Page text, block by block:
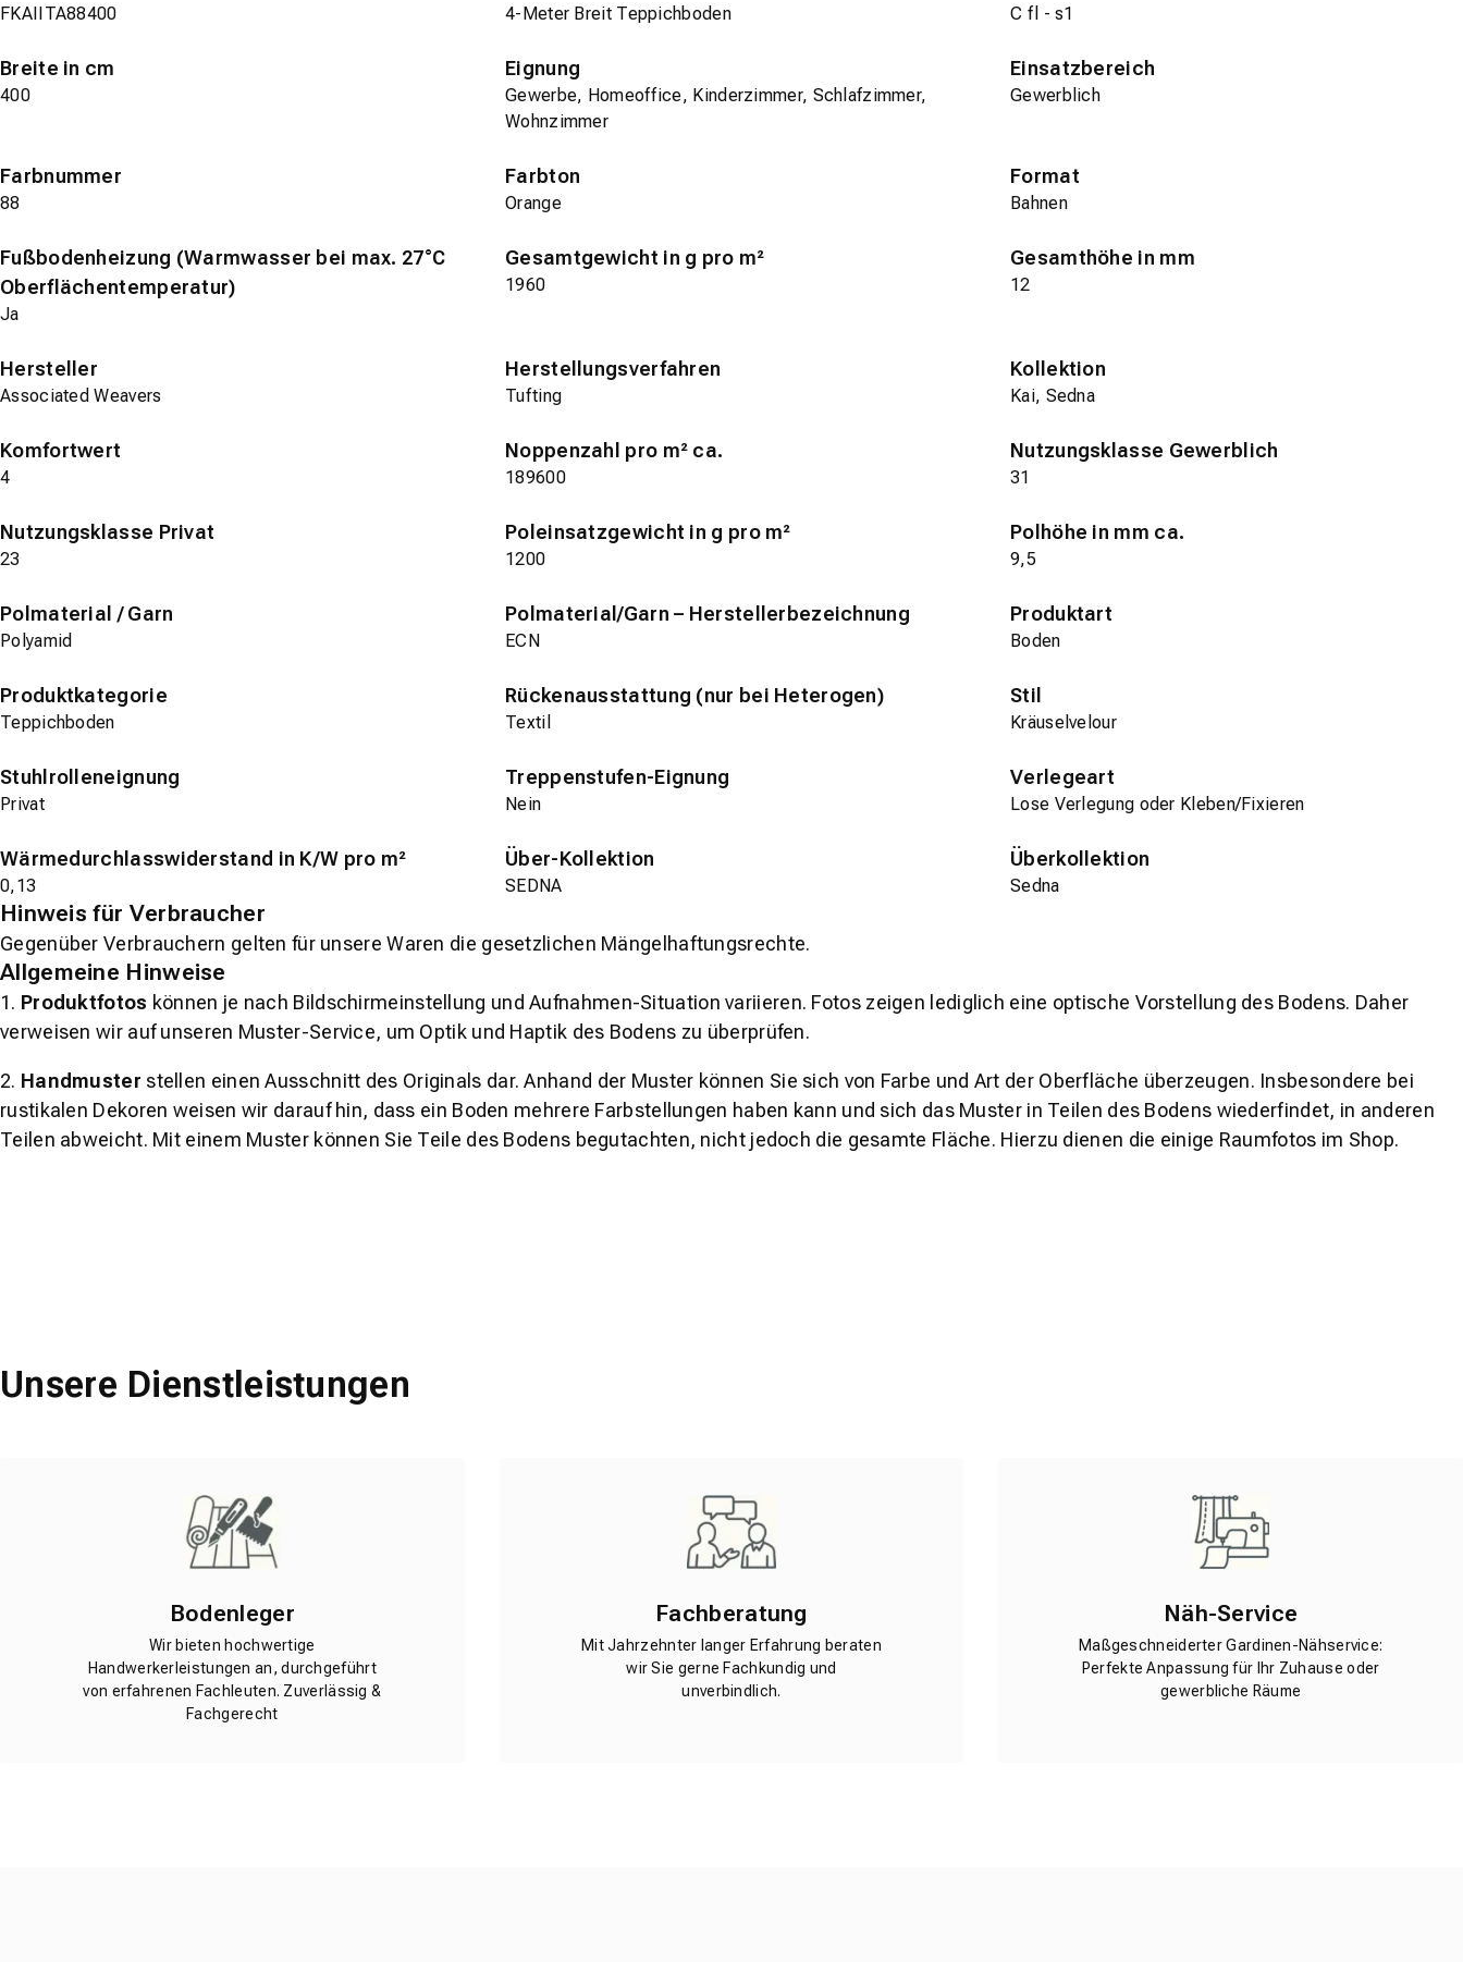
FKAIITA88400 4-Meter Breit Teppichboden C fl - s1
Breite in cm
400
Eignung
Gewerbe, Homeoffice, Kinderzimmer, Schlafzimmer,
Wohnzimmer
Einsatzbereich
Gewerblich
Farbnummer
88
Farbton
Orange
Format
Bahnen
Fußbodenheizung (Warmwasser bei max. 27°C
Oberflächentemperatur)
Ja
Gesamtgewicht in g pro m²
1960
Gesamthöhe in mm
12
Hersteller
Associated Weavers
Herstellungsverfahren
Tufting
Kollektion
Kai, Sedna
Komfortwert
4
Noppenzahl pro m² ca.
189600
Nutzungsklasse Gewerblich
31
Nutzungsklasse Privat
23
Poleinsatzgewicht in g pro m²
1200
Polhöhe in mm ca.
9,5
Polmaterial / Garn
Polyamid
Polmaterial/Garn – Herstellerbezeichnung
ECN
Produktart
Boden
Produktkategorie
Teppichboden
Rückenausstattung (nur bei Heterogen)
Textil
Stil
Kräuselvelour
Stuhlrolleneignung
Privat
Treppenstufen-Eignung
Nein
Verlegeart
Lose Verlegung oder Kleben/Fixieren
Wärmedurchlasswiderstand in K/W pro m²
0,13
Über-Kollektion
SEDNA
Überkollektion
Sedna
Hinweis für Verbraucher
Gegenüber Verbrauchern gelten für unsere Waren die gesetzlichen Mängelhaftungsrechte.
Allgemeine Hinweise
1. Produktfotos können je nach Bildschirmeinstellung und Aufnahmen-Situation variieren. Fotos zeigen lediglich eine optische Vorstellung des Bodens. Daher
verweisen wir auf unseren Muster-Service, um Optik und Haptik des Bodens zu überprüfen.
2. Handmuster stellen einen Ausschnitt des Originals dar. Anhand der Muster können Sie sich von Farbe und Art der Oberfläche überzeugen. Insbesondere bei
rustikalen Dekoren weisen wir darauf hin, dass ein Boden mehrere Farbstellungen haben kann und sich das Muster in Teilen des Bodens wiederfindet, in anderen
Teilen abweicht. Mit einem Muster können Sie Teile des Bodens begutachten, nicht jedoch die gesamte Fläche. Hierzu dienen die einige Raumfotos im Shop.
Unsere Dienstleistungen
Bodenleger
Wir bieten hochwertige
Handwerkerleistungen an, durchgeführt
von erfahrenen Fachleuten. Zuverlässig &
Fachgerecht
Fachberatung
Mit Jahrzehnter langer Erfahrung beraten
wir Sie gerne Fachkundig und
unverbindlich.
Näh-Service
Maßgeschneiderter Gardinen-Nähservice:
Perfekte Anpassung für Ihr Zuhause oder
gewerbliche Räume